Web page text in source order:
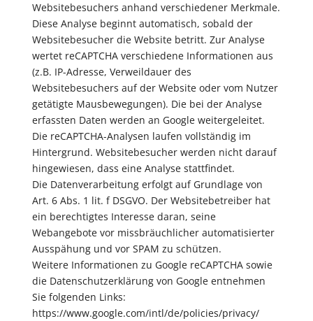
Websitebesuchers anhand verschiedener Merkmale.
Diese Analyse beginnt automatisch, sobald der
Websitebesucher die Website betritt. Zur Analyse
wertet reCAPTCHA verschiedene Informationen aus
(z.B. IP-Adresse, Verweildauer des
Websitebesuchers auf der Website oder vom Nutzer
getätigte Mausbewegungen). Die bei der Analyse
erfassten Daten werden an Google weitergeleitet.
Die reCAPTCHA-Analysen laufen vollständig im
Hintergrund. Websitebesucher werden nicht darauf
hingewiesen, dass eine Analyse stattfindet.
Die Datenverarbeitung erfolgt auf Grundlage von
Art. 6 Abs. 1 lit. f DSGVO. Der Websitebetreiber hat
ein berechtigtes Interesse daran, seine
Webangebote vor missbräuchlicher automatisierter
Ausspähung und vor SPAM zu schützen.
Weitere Informationen zu Google reCAPTCHA sowie
die Datenschutzerklärung von Google entnehmen
Sie folgenden Links:
https://www.google.com/intl/de/policies/privacy/